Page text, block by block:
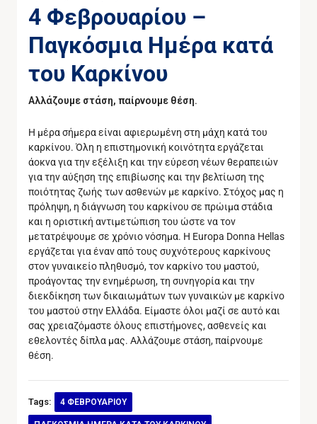
4 Φεβρουαρίου –
Παγκόσμια Ημέρα κατά
του Καρκίνου
Αλλάζουμε στάση, παίρνουμε θέση.
Η μέρα σήμερα είναι αφιερωμένη στη μάχη κατά του
καρκίνου. Όλη η επιστημονική κοινότητα εργάζεται
άοκνα για την εξέλιξη και την εύρεση νέων θεραπειών
για την αύξηση της επιβίωσης και την βελτίωση της
ποιότητας ζωής των ασθενών με καρκίνο. Στόχος μας η
πρόληψη, η διάγνωση του καρκίνου σε πρώιμα στάδια
και η οριστική αντιμετώπιση του ώστε να τον
μετατρέψουμε σε χρόνιο νόσημα. Η Europa Donna Hellas
εργάζεται για έναν από τους συχνότερους καρκίνους
στον γυναικείο πληθυσμό, τον καρκίνο του μαστού,
προάγοντας την ενημέρωση, τη συνηγορία και την
διεκδίκηση των δικαιωμάτων των γυναικών με καρκίνο
του μαστού στην Ελλάδα. Είμαστε όλοι μαζί σε αυτό και
σας χρειαζόμαστε όλους επιστήμονες, ασθενείς και
εθελοντές δίπλα μας. Αλλάζουμε στάση, παίρνουμε
θέση.
Tags: 4 ΦΕΒΡΟΥΑΡΙΟΥ